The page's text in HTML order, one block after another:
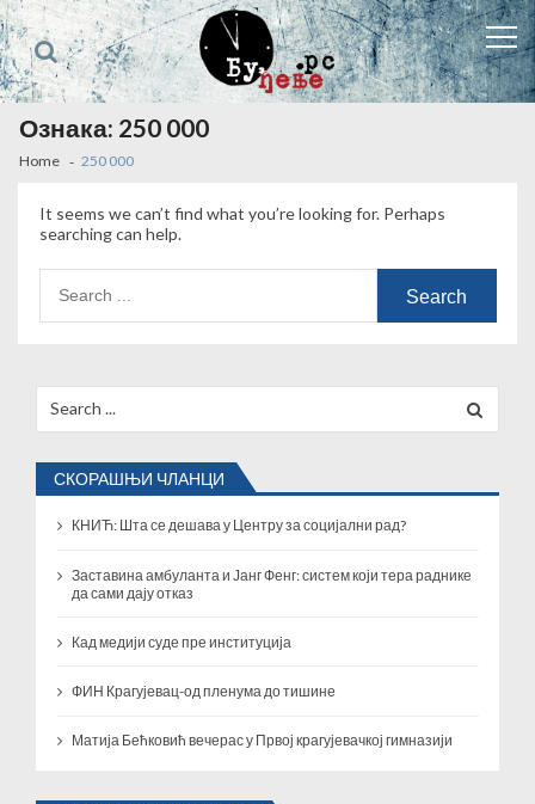
Skip
to
navigation
Skip
to
content
Ознака: 250 000
Home 250 000
It seems we can’t find what you’re looking for. Perhaps
searching can help.
for:
for:
СКОРАШЊИ ЧЛАНЦИ
КНИЋ: Шта се дешава у Центру за социјални рад?
Заставина амбуланта и Јанг Фенг: систем који тера раднике
да сами дају отказ
Кад медији суде пре институција
ФИН Крагујевац-од пленума до тишине
Матија Бећковић вечерас у Првој крагујевачкој гимназији